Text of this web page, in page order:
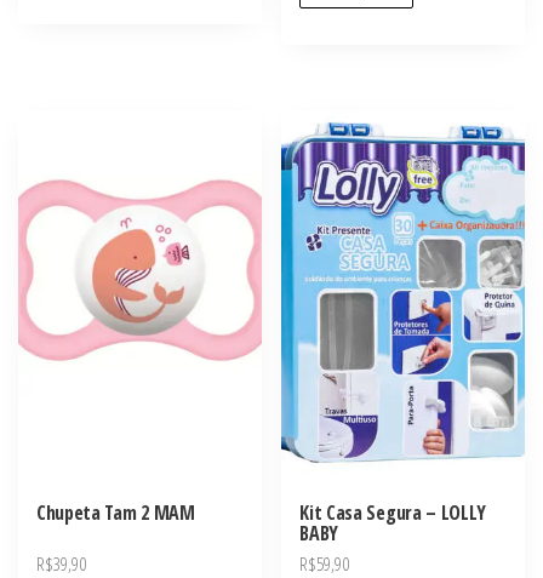
Chupeta Tam 2 MAM
R$39,90
Kit Casa Segura – LOLLY
BABY
R$59,90